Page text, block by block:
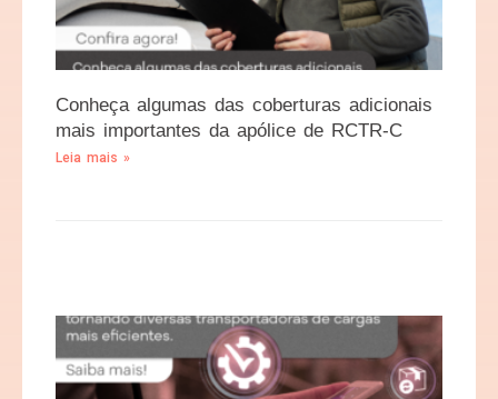
Conheça algumas das coberturas adicionais
mais importantes da apólice de RCTR-C
Leia mais »